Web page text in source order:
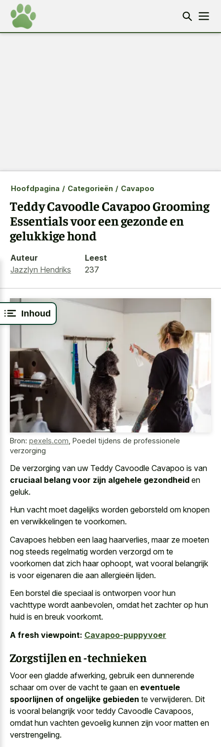
Inhoud
Hoofdpagina / Categorieën / Cavapoo
Teddy Cavoodle Cavapoo Grooming
Essentials voor een gezonde en
gelukkige hond
Auteur
Jazzlyn Hendriks
Leest
237
Bron: pexels.com Poedel tijdens de professionele
verzorging
De verzorging van uw Teddy Cavoodle Cavapoo is van
cruciaal belang voor zijn algehele gezondheid en
geluk.
Hun vacht moet dagelijks worden geborsteld om knopen
en verwikkelingen te voorkomen.
Cavapoes hebben een laag haarverlies, maar ze moeten
nog steeds regelmatig worden verzorgd om te
voorkomen dat zich haar ophoopt, wat vooral belangrijk
is voor eigenaren die aan allergieën lijden.
Een borstel die speciaal is ontworpen voor hun
vachttype wordt aanbevolen, omdat het zachter op hun
huid is en breuk voorkomt.
A fresh viewpoint: Cavapoo-puppyvoer
Zorgstijlen en -technieken
Voor een gladde afwerking, gebruik een dunnerende
schaar om over de vacht te gaan en eventuele
spoorlijnen of ongelijke gebieden te verwijderen. Dit
is vooral belangrijk voor teddy Cavoodle Cavapoos,
omdat hun vachten gevoelig kunnen zijn voor matten en
verstrengeling.